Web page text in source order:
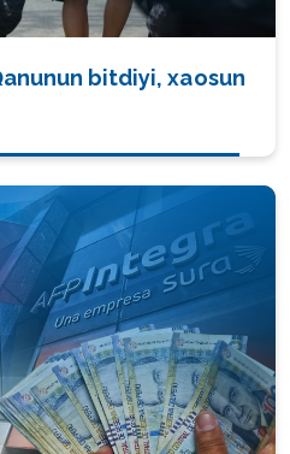
bitdiyi, xaosun